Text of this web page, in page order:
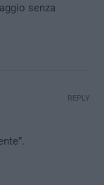
senza
REPLY